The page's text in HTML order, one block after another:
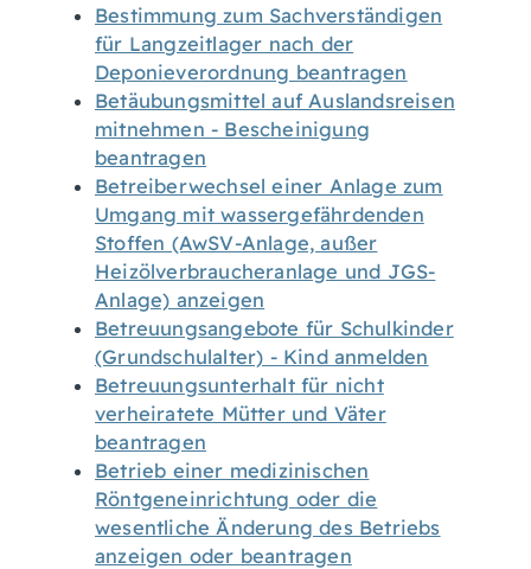
Bestimmung zum Sachverständigen
für Langzeitlager nach der
Deponieverordnung beantragen
Betäubungsmittel auf Auslandsreisen
mitnehmen - Bescheinigung
beantragen
Betreiberwechsel einer Anlage zum
Umgang mit wassergefährdenden
Stoffen (AwSV-Anlage, außer
Heizölverbraucheranlage und JGS-
Anlage) anzeigen
Betreuungsangebote für Schulkinder
(Grundschulalter) - Kind anmelden
Betreuungsunterhalt für nicht
verheiratete Mütter und Väter
beantragen
Betrieb einer medizinischen
Röntgeneinrichtung oder die
wesentliche Änderung des Betriebs
anzeigen oder beantragen